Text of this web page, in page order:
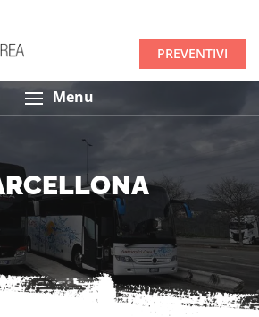
PREVENTIVI
Menu